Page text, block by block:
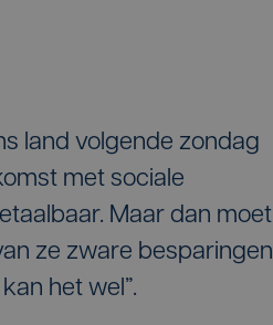
land volgende zondag
met sociale
Maar dan moet
ze zware besparingen
het wel”.